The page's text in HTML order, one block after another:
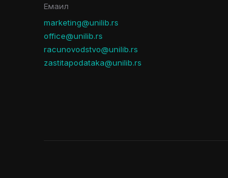
Емаил
marketing@unilib.rs
office@unilib.rs
racunovodstvo@unilib.rs
zastitapodataka@unilib.rs